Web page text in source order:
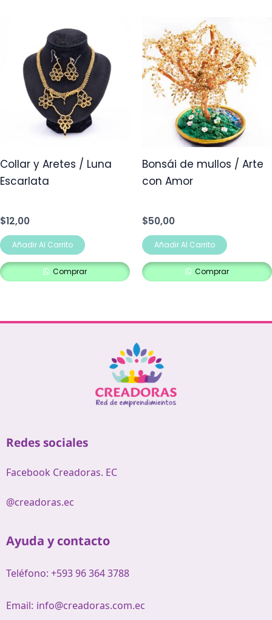
Collar y Aretes / Luna
Escarlata
$12,00
Añadir Al Carrito
Comprar
Bonsái de mullos / Arte
con Amor
$50,00
Añadir Al Carrito
Comprar
Redes sociales
Facebook Creadoras. EC
@creadoras.ec
Ayuda y contacto
Teléfono: +593 96 364 3788
Email: info@creadoras.com.ec